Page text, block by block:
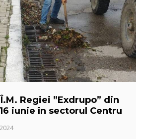
Regiei ”Exdrupo” din
iunie în sectorul Centru